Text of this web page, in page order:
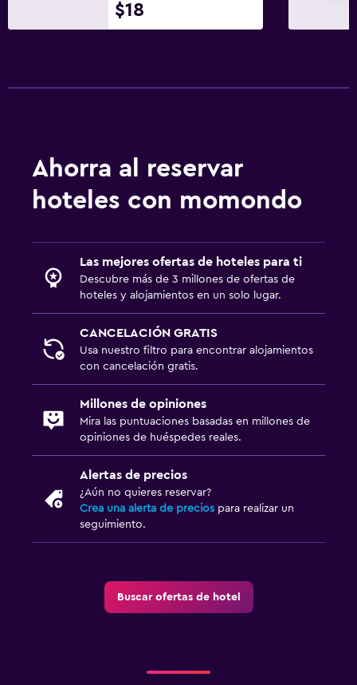
$18
Ahorra al reservar
hoteles con momondo
Las mejores ofertas de hoteles para ti
Descubre más de 3 millones de ofertas de
hoteles y alojamientos en un solo lugar.
CANCELACIÓN GRATIS
Usa nuestro filtro para encontrar alojamientos
con cancelación gratis.
Millones de opiniones
Mira las puntuaciones basadas en millones de
opiniones de huéspedes reales.
Alertas de precios
¿Aún no quieres reservar?
Crea una alerta de precios para realizar un
seguimiento.
Buscar ofertas de hotel